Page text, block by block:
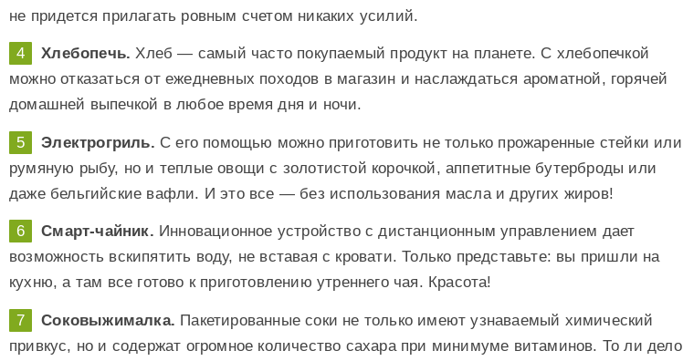
не придется прилагать ровным счетом никаких усилий.
Хлебопечь. Хлеб — самый часто покупаемый продукт на планете. С хлебопечкой
можно отказаться от ежедневных походов в магазин и наслаждаться ароматной, горячей
домашней выпечкой в любое время дня и ночи.
Электрогриль. С его помощью можно приготовить не только прожаренные стейки или
румяную рыбу, но и теплые овощи с золотистой корочкой, аппетитные бутерброды или
даже бельгийские вафли. И это все — без использования масла и других жиров!
Смарт-чайник. Инновационное устройство с дистанционным управлением дает
возможность вскипятить воду, не вставая с кровати. Только представьте: вы пришли на
кухню, а там все готово к приготовлению утреннего чая. Красота!
Соковыжималка. Пакетированные соки не только имеют узнаваемый химический
привкус, но и содержат огромное количество сахара при минимуме витаминов. То ли дело